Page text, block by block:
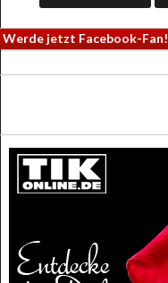
Werde jetzt Facebook-Fan!